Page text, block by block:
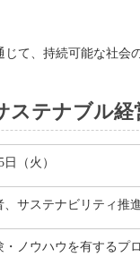
て、持続可能な社会
ステナブル
（火）
、サステナビリティ推
・ノウハウを有するプ